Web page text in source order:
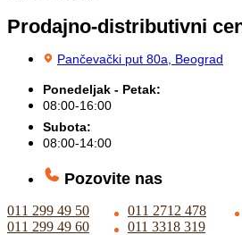
Prodajno-distributivni
Pančevački put 80a, Beograd
Ponedeljak - Petak:
08:00-16:00
Subota:
08:00-14:00
Pozovite nas
011 299 49 50 011 2712 478
011 299 49 60
011 3318 319